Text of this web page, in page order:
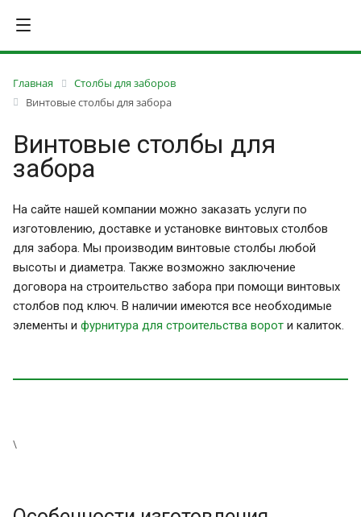
Главная
Столбы для заборов
Винтовые столбы для забора
Винтовые столбы для
забора
На сайте нашей компании можно заказать услуги по
изготовлению, доставке и установке винтовых столбов
для забора. Мы производим винтовые столбы любой
высоты и диаметра. Также возможно заключение
договора на строительство забора при помощи винтовых
столбов под ключ. В наличии имеются все необходимые
элементы и фурнитура для строительства ворот и калиток.
\